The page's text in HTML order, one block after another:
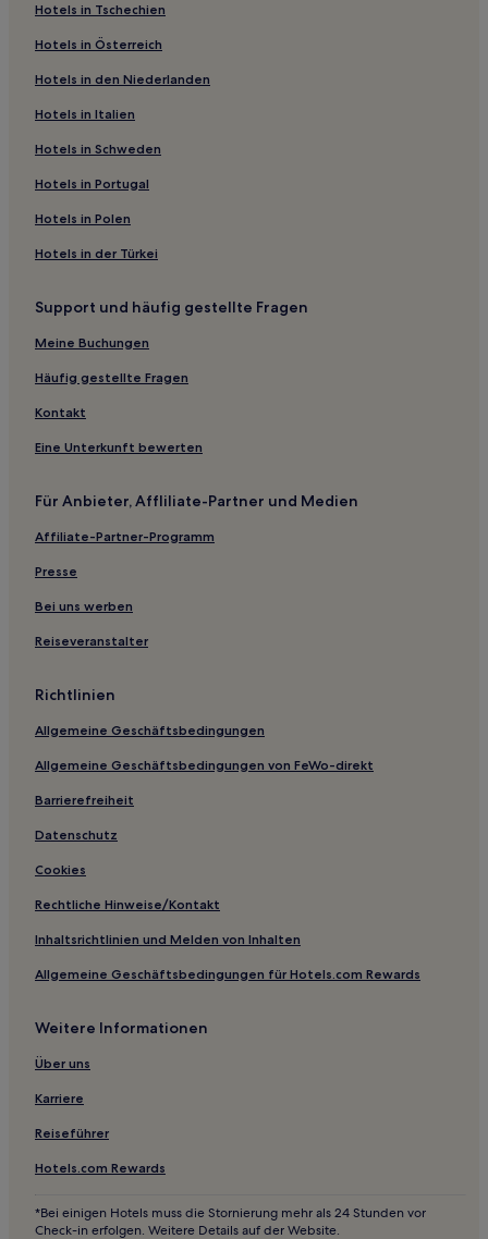
Familien in Xuzhou
Günstige in Guangling Bezirk
Günstige in Yixing
Luxus in Taicang
Hotels mit Thermalbad in Nanjing
Hotels mit Wellnessbereich in Suzhou
Hotels mit Thermalbad in Suzhou
Hotels mit Parkplatz in Suzhou
Günstige in Suzhou
Hotels mit Fitnessbereich in Suzhou
Familien in Suzhou
Lgbtqia-Freundliche in Suzhou
Günstige in Dongtai
Günstige in Zhangjiagang
Günstige in Xinghua
Business in Changshu
Familien in Changshu
Hotels mit Parkplatz in Lianyungang
Hotels mit Parkplatz in Tongli
Günstige in Jingjiang
Günstige in Sihong County
Günstige in Changzhou
Luxus in Changzhou
Günstige in Stadtbezirk Jintan
Hotels mit Wellnessbereich in Jiangsu
Familien in Jiangsu
Günstige in Jiangsu
Luxus in Shangxinhe
Business in Gaoyou
Günstige in Kunshan
Günstige in Rugao
Luxus in Wuzhong
Hotels mit inbegriffenem Frühstück in Wuzhong
Hotels in Tschechien
Hotels in Österreich
Hotels in den Niederlanden
Hotels in Italien
Hotels in Schweden
Hotels in Portugal
Hotels in Polen
Hotels in der Türkei
Support und häufig gestellte Fragen
Meine Buchungen
Häufig gestellte Fragen
Kontakt
Eine Unterkunft bewerten
Für Anbieter, Affliliate-Partner und Medien
Affiliate-Partner-Programm
Presse
Bei uns werben
Reiseveranstalter
Richtlinien
Allgemeine Geschäftsbedingungen
Allgemeine Geschäftsbedingungen von FeWo-direkt
Barrierefreiheit
Datenschutz
Cookies
Rechtliche Hinweise/Kontakt
Inhaltsrichtlinien und Melden von Inhalten
Allgemeine Geschäftsbedingungen für Hotels.com Rewards
Weitere Informationen
Über uns
Karriere
Reiseführer
Hotels.com Rewards
*Bei einigen Hotels muss die Stornierung mehr als 24 Stunden vor
Check-in erfolgen. Weitere Details auf der Website.